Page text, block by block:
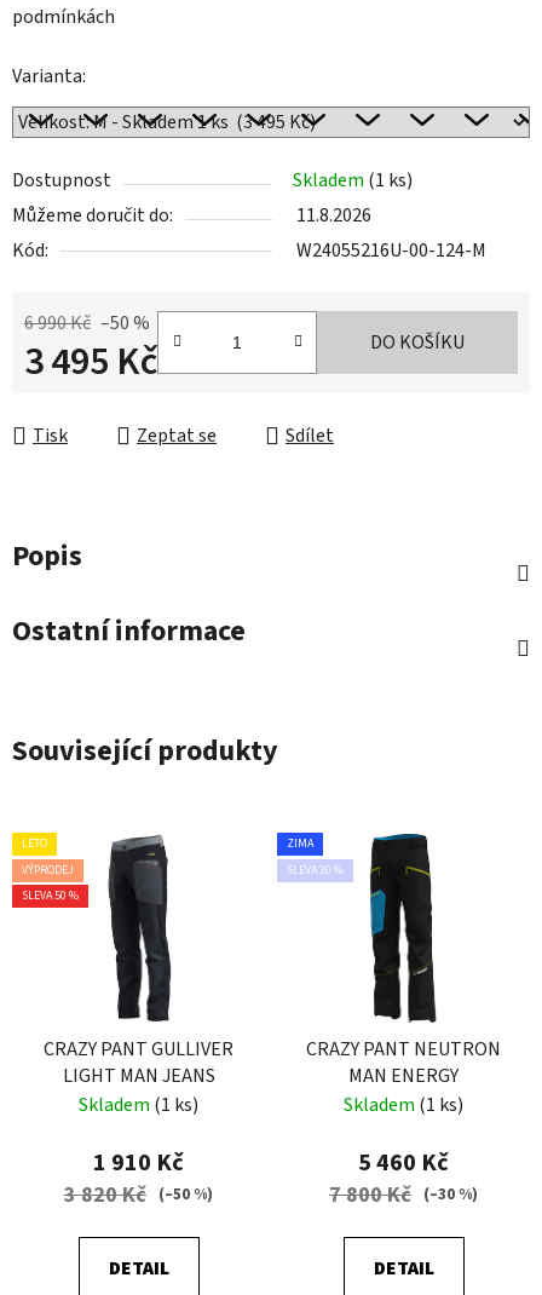
podmínkách
Varianta:
Dostupnost Skladem (1 ks)
Můžeme doručit do:
11.8.2026
Kód:
W24055216U-00-124-M
6 990 Kč –50 %
3 495 Kč DO KOŠÍKU
Tisk Zeptat se Sdílet
Popis
Ostatní informace
Související produkty
LÉTO
VÝPRODEJ
SLEVA 50 %
CRAZY PANT GULLIVER
LIGHT MAN JEANS
Skladem (1 ks)
1 910 Kč
3 820 Kč (–50 %)
DETAIL
ZIMA
SLEVA 30 %
CRAZY PANT NEUTRON
MAN ENERGY
Skladem (1 ks)
5 460 Kč
7 800 Kč (–30 %)
DETAIL